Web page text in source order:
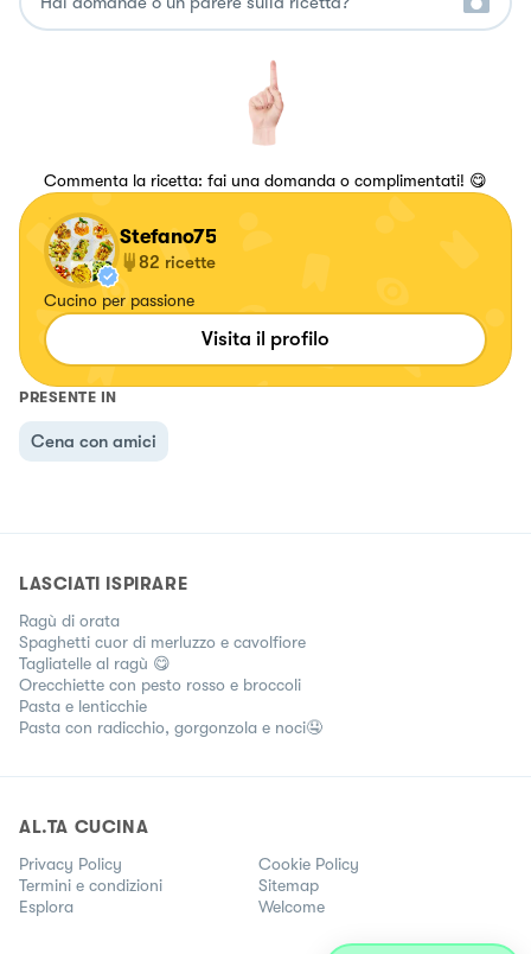
Commenta la ricetta: fai una domanda o complimentati! 😋
Stefano75
82 ricette
Cucino per passione
Visita il profilo
PRESENTE IN
Cena con amici
LASCIATI ISPIRARE
Ragù di orata
Spaghetti cuor di merluzzo e cavolfiore
Tagliatelle al ragù 😋
Orecchiette con pesto rosso e broccoli
Pasta e lenticchie
Pasta con radicchio, gorgonzola e noci🤤
AL.TA CUCINA
Privacy Policy
Cookie Policy
Termini e condizioni
Sitemap
Esplora
Welcome